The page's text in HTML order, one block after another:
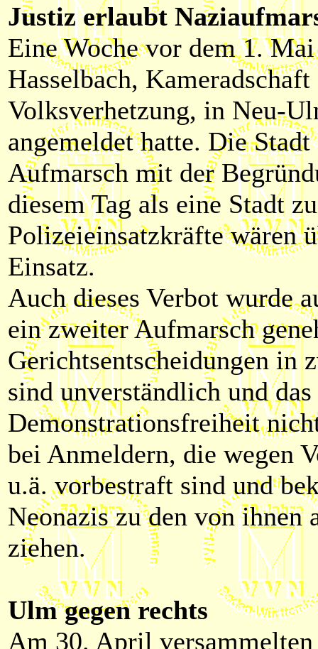
Justiz erlaubt
Eine Woche vor dem 1.
Hasselbach,
Volksverhetzung, in Neu-
angemeldet hatte. Die
Aufmarsch mit der
diesem Tag als eine Stadt
Polizeieinsatzkräfte wären
Einsatz.
Auch dieses Verbot wurde
ein zweiter Aufmarsch
Gerichtsentscheidungen in
sind unverständlich und
Demonstrationsfreiheit
bei Anmeldern, die wegen
u.ä. vorbestraft sind und
Neonazis zu den von ihnen
ziehen.
Ulm gegen rechts
Am 30. April